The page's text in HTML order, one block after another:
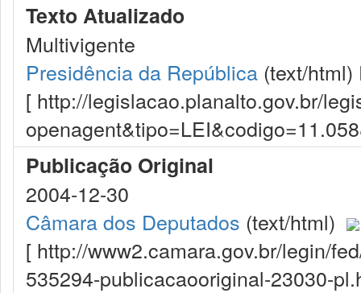
Texto Atualizado
Multivigente
Presidência da República (text/html)
[ http://legislacao.planalto.gov.br/
Publicação Original
2004-12-30
Câmara dos Deputados (text/html)
[ http://www2.camara.gov.br/legin/
535294-publicacaooriginal-23030-